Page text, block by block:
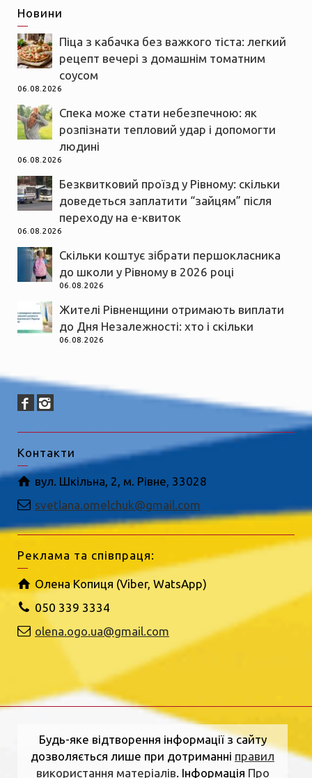
Новини
Піца з кабачка без важкого тіста: легкий
рецепт вечері з домашнім томатним
соусом
06.08.2026
Спека може стати небезпечною: як
розпізнати тепловий удар і допомогти
людині
06.08.2026
Безквитковий проїзд у Рівному: скільки
доведеться заплатити “зайцям” після
переходу на е-квиток
06.08.2026
Скільки коштує зібрати першокласника
до школи у Рівному в 2026 році
06.08.2026
Жителі Рівненщини отримають виплати
до Дня Незалежності: хто і скільки
06.08.2026
Контакти
вул. Шкільна, 2, м. Рівне, 33028
svetlana.omelchuk@gmail.com
Реклама та співпраця:
Олена Копиця (Viber, WatsApp)
050 339 3334
olena.ogo.ua@gmail.com
Будь-яке відтворення інформації з сайту
дозволяється лише при дотриманні правил
використання матеріалів. Інформація Про